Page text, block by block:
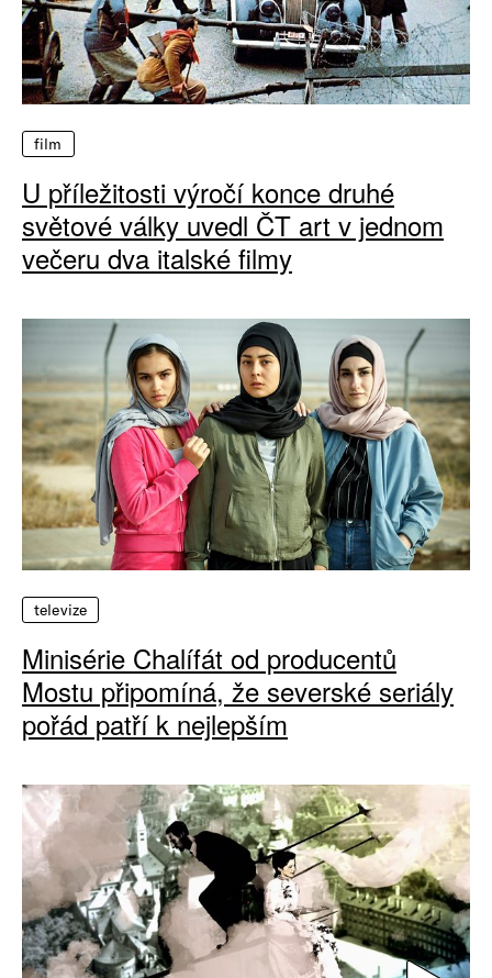
film
U příležitosti výročí konce druhé
světové války uvedl ČT art v jednom
večeru dva italské filmy
televize
Minisérie Chalífát od producentů
Mostu připomíná, že severské seriály
pořád patří k nejlepším